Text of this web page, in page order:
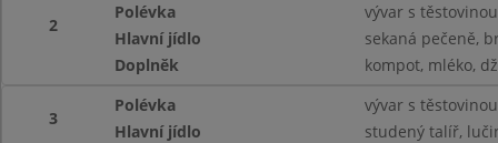
2
Polévka
vývar s těstovinou
Hlavní jídlo
sekaná pečeně,
Doplněk
kompot, mléko,
3
Polévka
vývar s těstovinou
Hlavní jídlo
studený talíř,